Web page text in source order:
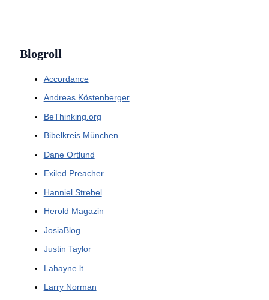
Blogroll
Accordance
Andreas Köstenberger
BeThinking.org
Bibelkreis München
Dane Ortlund
Exiled Preacher
Hanniel Strebel
Herold Magazin
JosiaBlog
Justin Taylor
Lahayne.lt
Larry Norman